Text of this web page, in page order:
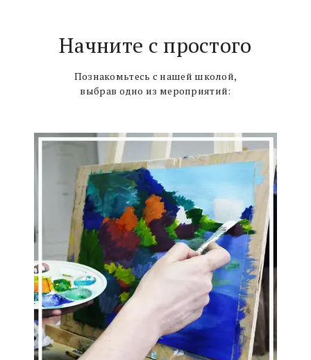
Начните с простого
Познакомьтесь с нашей школой,
выбрав одно из мероприятий: